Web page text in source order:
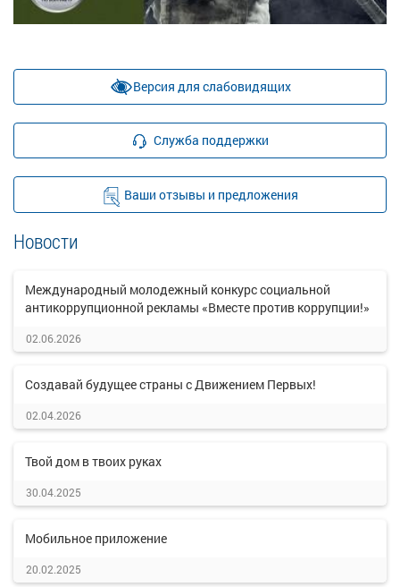
Версия для слабовидящих
Служба поддержки
Ваши отзывы и предложения
Новости
Международный молодежный конкурс социальной
антикоррупционной рекламы «Вместе против коррупции!»
02.06.2026
Создавай будущее страны с Движением Первых!
02.04.2026
Твой дом в твоих руках
30.04.2025
Мобильное приложение
20.02.2025